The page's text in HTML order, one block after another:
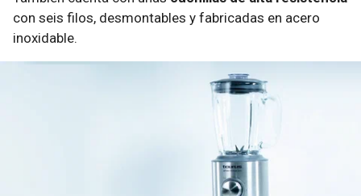
con seis filos, desmontables y fabricadas en acero
inoxidable.